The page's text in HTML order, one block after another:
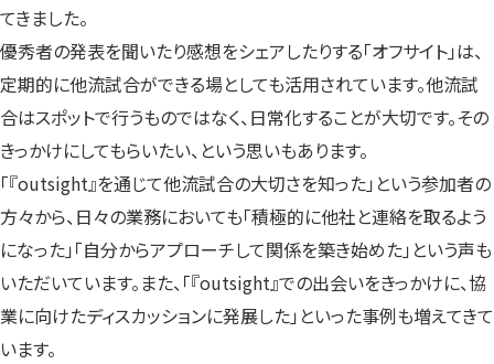
てきました。
優秀者の発表を聞いたり感想をシェアしたりする「オフサイト」は、
定期的に他流試合ができる場としても活用されています。他流試
合はスポットで行うものではなく、日常化することが大切です。その
きっかけにしてもらいたい、という思いもあります。
「『outsight』を通じて他流試合の大切さを知った」という参加者の
方々から、日々の業務においても「積極的に他社と連絡を取るよう
になった」「自分からアプローチして関係を築き始めた」という声も
いただいています。また、「『outsight』での出会いをきっかけに、協
業に向けたディスカッションに発展した」といった事例も増えてきて
います。